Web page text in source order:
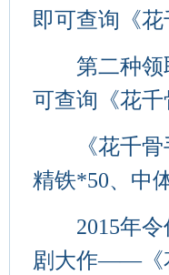
即可查询《
第二种领
可查询《花
《花千骨手
精铁*50、中
2015年令
剧大作——《